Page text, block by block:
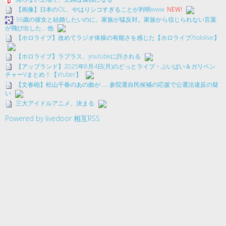
【画像】日本のOL、やはりシコすぎることが判明www NEW!
36歳の彼女と結婚したいのに、家族が猛反対。家族から信じられない言葉
が飛び出した… 他
【ホロライブ】改めてラジオ体操の有能さを感じた【ホロライブ/hololive】
【ホロライブ】ラプラス、youtubeに許される
【アップランド】2025年8月4日(月)のどっとライブ・ぶいぱい＆ガリベン
チャーVまとめ！【Vtuber】
【文春砲】松山千春のあの曲が……参院選自民候補の応援で公選法違反の疑
い
三大アイドルアニメ、決まる
Powered by livedoor 相互RSS